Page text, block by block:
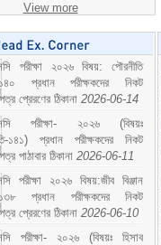
View more
পরীক্ষা ২০২৬ বিষয়: পৌরনীতি
প্রধান পরীক্ষকদের নিকট
প্রেরণের ঠিকানা 2026-06-14
পরীক্ষা- ২০২৬ (বিষয়ঃ
১৪১) প্রধান পরীক্ষকদের নিকট
পাঠাবার ঠিকানা 2026-06-11
পরীক্ষা ২০২৬ বিষয়:জীব বিঞ্জান
প্রধান পরীক্ষকদের নিকট
প্রেরণের ঠিকানা 2026-06-10
পরীক্ষা- ২০২৬ (বিষয়ঃ হিসাব